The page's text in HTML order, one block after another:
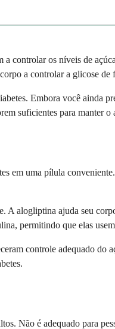
controlar os níveis de
a controlar a glicose de
Embora você ainda
suficientes para manter
em uma pílula
alogliptina ajuda seu
permitindo que elas
controle adequado
Não é adequado para